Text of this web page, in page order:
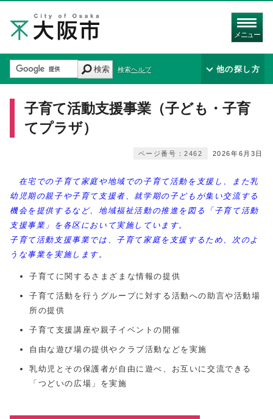
メニュー
検索 検索ヘルプ 他の探し方
子育て活動支援事業（子ども・子育
てプラザ）
2026年6月3日
ページ番号：2462
在宅での子育て家庭や地域での子育て活動を支援し、また乳
幼児期の親子や子育て支援者、就学期の子どもが集い交流する
機会を提供するなど、地域福祉活動の推進を図る「子育て活動
支援事業」を各区において実施しています。
子育て活動支援事業では、子育て家庭を支援するため、次のよ
うな事業を実施します。
子育てに関するさまざまな情報の提供
子育て活動を行うグループに対する活動への助言や活動場
所の提供
子育て支援講座や親子イベントの開催
自由な遊び場の提供やクラブ活動などを実施
乳幼児とその保護者が自由に遊べ、お互いに交流できる
「つどいの広場」を実施